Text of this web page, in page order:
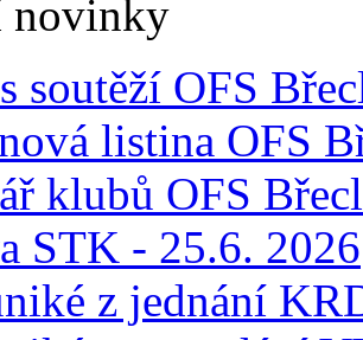
novinky
soutěží OFS
listina OFS
klubů OFS
STK - 25.6. 2026
z jednání